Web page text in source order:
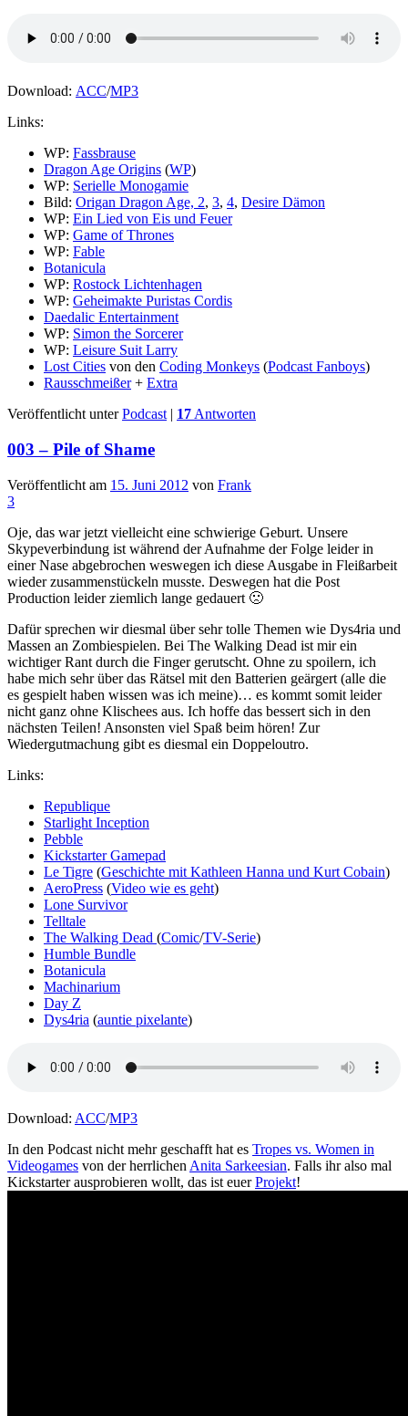
Download: ACC/MP3
Links:
WP: Fassbrause
Dragon Age Origins (WP)
WP: Serielle Monogamie
Bild: Origan Dragon Age, 2, 3, 4, Desire Dämon
WP: Ein Lied von Eis und Feuer
WP: Game of Thrones
WP: Fable
Botanicula
WP: Rostock Lichtenhagen
WP: Geheimakte Puristas Cordis
Daedalic Entertainment
WP: Simon the Sorcerer
WP: Leisure Suit Larry
Lost Cities von den Coding Monkeys (Podcast Fanboys)
Rausschmeißer+ Extra
Veröffentlicht unter Podcast | 17 Antworten
003 – Pile of Shame
Veröffentlicht am 15. Juni 2012 von Frank
3
Oje, das war jetzt vielleicht eine schwierige Geburt. Unsere
Skypeverbindung ist während der Aufnahme der Folge leider in
einer Nase abgebrochen weswegen ich diese Ausgabe in Fleißarbeit
wieder zusammenstückeln musste. Deswegen hat die Post
Production leider ziemlich lange gedauert 🙁
Dafür sprechen wir diesmal über sehr tolle Themen wie Dys4ria und
Massen an Zombiespielen. Bei The Walking Dead ist mir ein
wichtiger Rant durch die Finger gerutscht. Ohne zu spoilern, ich
habe mich sehr über das Rätsel mit den Batterien geärgert (alle die
es gespielt haben wissen was ich meine)… es kommt somit leider
nicht ganz ohne Klischees aus. Ich hoffe das bessert sich in den
nächsten Teilen! Ansonsten viel Spaß beim hören! Zur
Wiedergutmachung gibt es diesmal ein Doppeloutro.
Links:
Republique
Starlight Inception
Pebble
Kickstarter Gamepad
Le Tigre (Geschichte mit Kathleen Hanna und Kurt Cobain)
AeroPress (Video wie es geht)
Lone Survivor
Telltale
The Walking Dead (Comic/TV-Serie)
Humble Bundle
Botanicula
Machinarium
Day Z
Dys4ria (auntie pixelante)
Download: ACC/MP3
In den Podcast nicht mehr geschafft hat es Tropes vs. Women in
Videogames von der herrlichen Anita Sarkeesian. Falls ihr also mal
Kickstarter ausprobieren wollt, das ist euerProjekt!